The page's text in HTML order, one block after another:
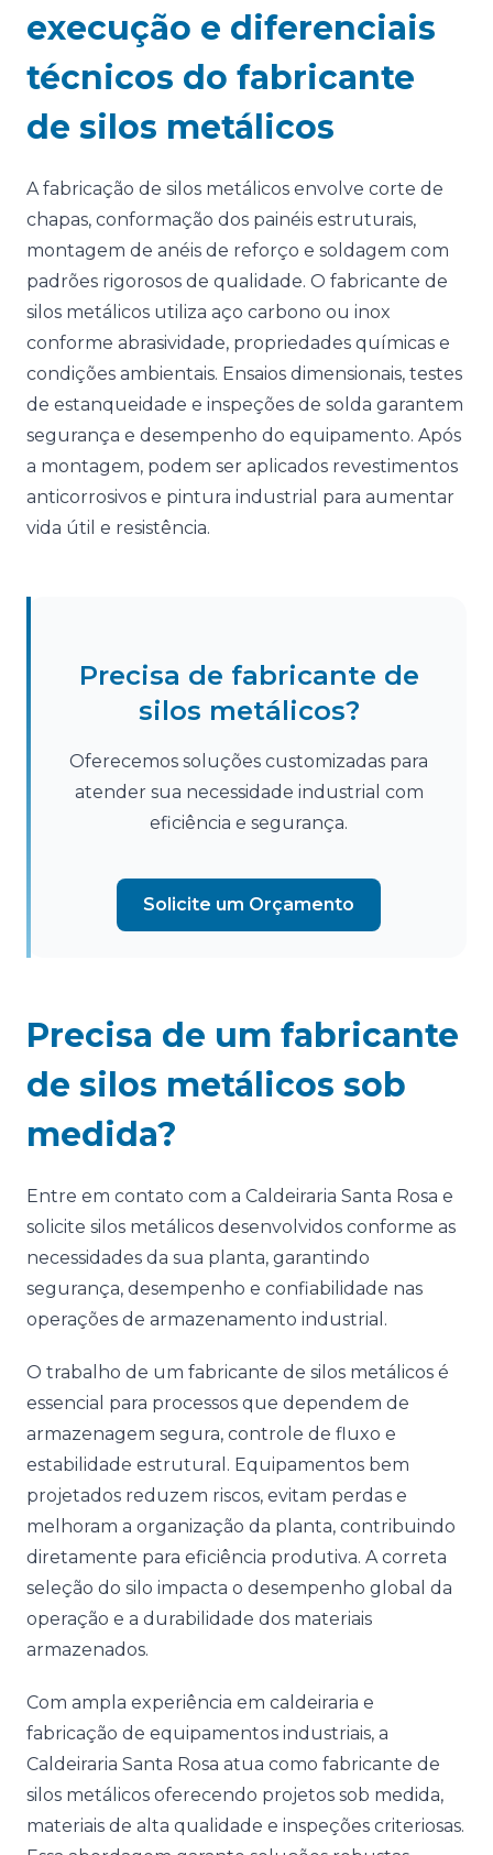
execução e diferenciais
técnicos do fabricante
de silos metálicos
A fabricação de silos metálicos envolve corte de
chapas, conformação dos painéis estruturais,
montagem de anéis de reforço e soldagem com
padrões rigorosos de qualidade. O fabricante de
silos metálicos utiliza aço carbono ou inox
conforme abrasividade, propriedades químicas e
condições ambientais. Ensaios dimensionais, testes
de estanqueidade e inspeções de solda garantem
segurança e desempenho do equipamento. Após
a montagem, podem ser aplicados revestimentos
anticorrosivos e pintura industrial para aumentar
vida útil e resistência.
Precisa de fabricante de
silos metálicos?
Oferecemos soluções customizadas para
atender sua necessidade industrial com
eficiência e segurança.
Solicite um Orçamento
Precisa de um fabricante
de silos metálicos sob
medida?
Entre em contato com a Caldeiraria Santa Rosa e
solicite silos metálicos desenvolvidos conforme as
necessidades da sua planta, garantindo
segurança, desempenho e confiabilidade nas
operações de armazenamento industrial.
O trabalho de um fabricante de silos metálicos é
essencial para processos que dependem de
armazenagem segura, controle de fluxo e
estabilidade estrutural. Equipamentos bem
projetados reduzem riscos, evitam perdas e
melhoram a organização da planta, contribuindo
diretamente para eficiência produtiva. A correta
seleção do silo impacta o desempenho global da
operação e a durabilidade dos materiais
armazenados.
Com ampla experiência em caldeiraria e
fabricação de equipamentos industriais, a
Caldeiraria Santa Rosa atua como fabricante de
silos metálicos oferecendo projetos sob medida,
materiais de alta qualidade e inspeções criteriosas.